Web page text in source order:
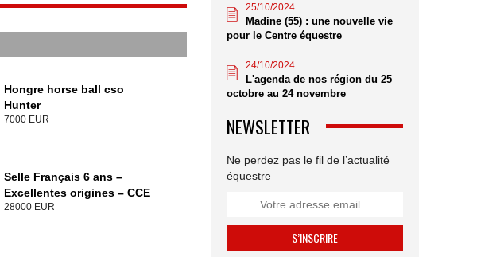
Hongre horse ball cso
Hunter
7000 EUR
Selle Français 6 ans –
Excellentes origines – CCE
28000 EUR
25/10/2024
Madine (55) : une nouvelle vie
pour le Centre équestre
24/10/2024
L'agenda de nos région du 25
octobre au 24 novembre
NEWSLETTER
Ne perdez pas le fil de l’actualité
équestre